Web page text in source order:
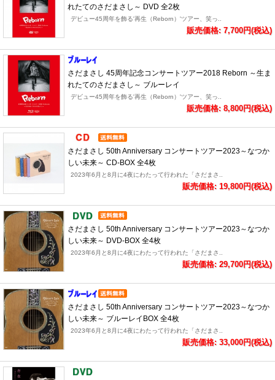
れたてのさだまさし～ DVD 全2枚
デビュー45周年を飾る'再生（Reborn）'ツアー、笑っ..
販売価格: 7,700円(税込)
さだまさし 45周年記念コンサートツアー2018 Reborn ～生ま
れたてのさだまさし～ ブルーレイ
デビュー45周年を飾る'再生（Reborn）'ツアー、笑っ..
販売価格: 8,800円(税込)
さだまさし 50th Anniversary コンサートツアー2023～なつか
しい未来～ CD-BOX 全4枚
2023年6月と8月に4夜にわたって行われた「さだまさ..
販売価格: 19,800円(税込)
さだまさし 50th Anniversary コンサートツアー2023～なつか
しい未来～ DVD-BOX 全4枚
2023年6月と8月に4夜にわたって行われた「さだまさ..
販売価格: 29,700円(税込)
さだまさし 50th Anniversary コンサートツアー2023～なつか
しい未来～ ブルーレイBOX 全4枚
2023年6月と8月に4夜にわたって行われた「さだまさ..
販売価格: 33,000円(税込)